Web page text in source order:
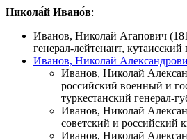
Никола́й Ивано́в:
Иванов, Николай Агапович
генерал-лейтенант, кутаисский
Иванов, Николай
Иванов, Николай
российский военный и
туркестанский генерал-
Иванов, Николай
советский и российский
Иванов, Николай